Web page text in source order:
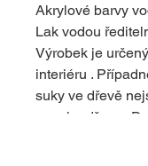
Akrylové barvy
Lak vodou
Výrobek je
interiéru .
suky ve dřevě
povaha dřeva .